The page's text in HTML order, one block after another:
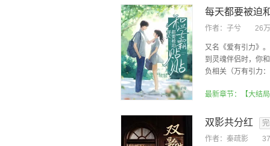
每天都要被迫
作者： 子兮 26
又名《爱有引力》
到灵魂伴侣时，你
负相关（万有引力
最新章节：【大结
双影共分红
作者： 秦疏影